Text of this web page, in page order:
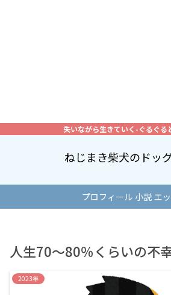
失いながら生きていく-ぐるぐる
ねじまき柴犬のドッ
プロフィール 小説 エ
人生70～80％くらいの不
2023年